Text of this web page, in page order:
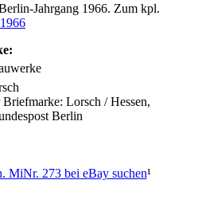
Jahrgang 1966. Zum kpl.
Lorsch / Hessen,
Berlin
MiNr. 273 bei eBay suchen¹